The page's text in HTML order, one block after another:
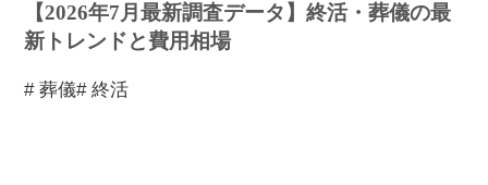
【2026年7月最新調査データ】終活・葬儀の最
新トレンドと費用相場
# 葬儀# 終活